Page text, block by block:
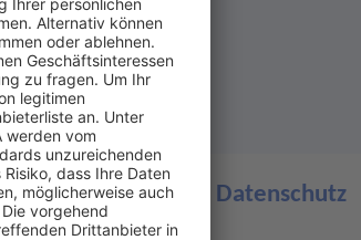
Datenschutz